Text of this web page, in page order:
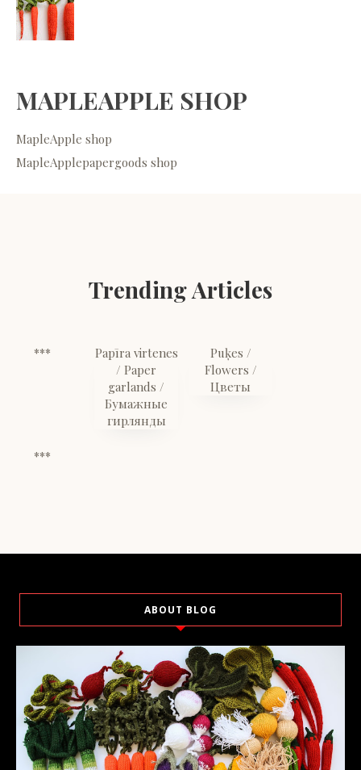
MAPLEAPPLE SHOP
MapleApple shop
MapleApplepapergoods shop
Trending Articles
***
Papīra virtenes
/ Paper
garlands /
Бумажные
гирлянды
Puķes /
Flowers /
Цветы
***
ABOUT BLOG